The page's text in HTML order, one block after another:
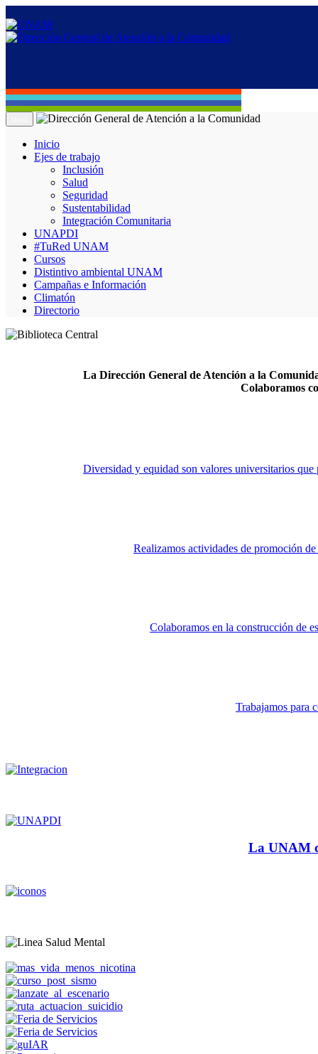
Inicio
Ejes de trabajo
Inclusión
Salud
Seguridad
Sustentabilidad
Integración Comunitaria
UNAPDI
#TuRed UNAM
Cursos
Distintivo ambiental UNAM
Campañas e Información
Climatón
Directorio
La Dirección General de Atención a la
Colaboramos
Diversidad y equidad son valores universitarios que
Realizamos actividades de promoción
Colaboramos en la construcción de
Trabajamos para
La UNAM